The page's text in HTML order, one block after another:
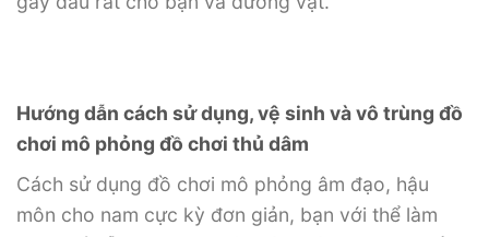
Hướng dẫn cách sử dụng, vệ sinh và vô trùng đồ
chơi mô phỏng đồ chơi thủ dâm
Cách sử dụng đồ chơi mô phỏng âm đạo, hậu
môn cho nam cực kỳ đơn giản, bạn với thể làm